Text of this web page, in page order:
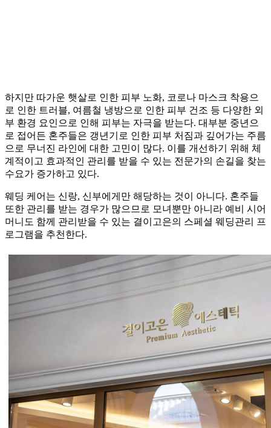
하지만 따가운 햇살로 인한 피부 노화, 코로나 마스크 착용으
로 인한 트러블, 여름철 냉방으로 인한 피부 건조 등 다양한 외
부 환경 요인으로 인해 피부는 자극을 받는다. 대부분 중년으
로 접어든 혼주들은 갱년기로 인한 피부 처짐과 깊어가는 주름
으로 무너진 라인에 대한 고민이 많다. 이를 개선하기 위해 체
계적이고 효과적인 관리를 받을 수 있는 전문가의 손길을 찾는
수요가 증가하고 있다.
웨딩 케어는 신랑, 신부에게만 해당하는 것이 아니다. 혼주들
또한 관리를 받는 경우가 많으므로 모녀뿐만 아니라 예비 시어
머니도 함께 관리받을 수 있는 결이고은의 스페셜 웨딩관리 프
로그램을 추천한다.